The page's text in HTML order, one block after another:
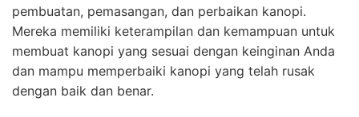
pembuatan, pemasangan, dan perbaikan kanopi.
Mereka memiliki keterampilan dan kemampuan untuk
membuat kanopi yang sesuai dengan keinginan Anda
dan mampu memperbaiki kanopi yang telah rusak
dengan baik dan benar.